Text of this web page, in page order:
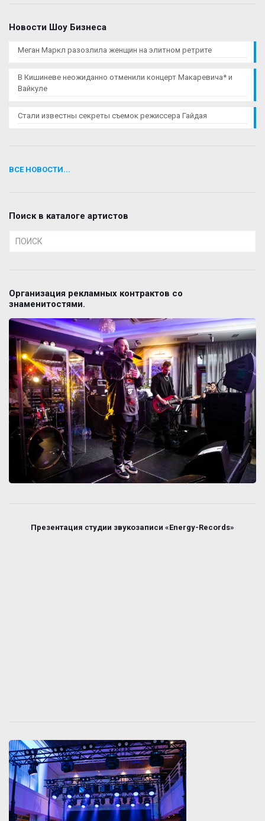
Новости Шоу Бизнеса
Меган Маркл разозлила женщин на элитном ретрите
В Кишиневе неожиданно отменили концерт Макаревича* и
Вайкуле
Стали известны секреты съемок режиссера Гайдая
ВСЕ НОВОСТИ...
Поиск в каталоге артистов
Организация рекламных контрактов со
знаменитостями.
Презентация студии звукозаписи «Energy-Records»